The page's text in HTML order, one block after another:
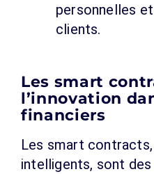
personnelles
clients.
Les smart
l’innovation
financiers
Les smart
intelligents, sont